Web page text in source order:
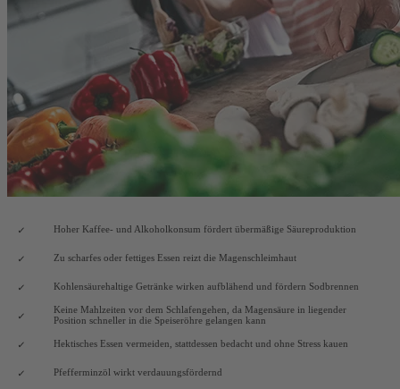
Hoher Kaffee- und Alkoholkonsum fördert übermäßige Säureproduktion
Zu scharfes oder fettiges Essen reizt die Magenschleimhaut
Kohlensäurehaltige Getränke wirken aufblähend und fördern Sodbrennen
Keine Mahlzeiten vor dem Schlafengehen, da Magensäure in liegender
Position schneller in die Speiseröhre gelangen kann
Hektisches Essen vermeiden, stattdessen bedacht und ohne Stress kauen
Pfefferminzöl wirkt verdauungsfördernd